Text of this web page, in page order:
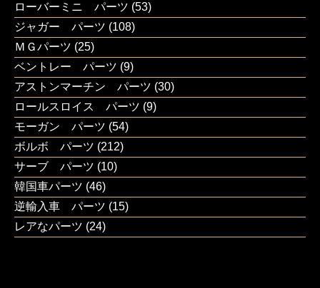
ローバーミニ パーツ (53)
ジャガー パーツ (108)
ＭＧパーツ (25)
ベントレー パーツ (9)
アストンマーチン パーツ (30)
ロールスロイス パーツ (9)
モーガン パーツ (54)
ボルボ パーツ (212)
サーブ パーツ (10)
韓国車パーツ (46)
逆輸入車 パーツ (15)
レアなパーツ (24)